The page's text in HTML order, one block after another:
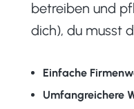
betreiben und
dich), du musst
Einfache
Umfangreichere